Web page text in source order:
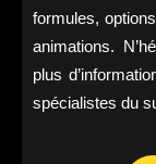
formules,
animations.
plus
spécialistes du